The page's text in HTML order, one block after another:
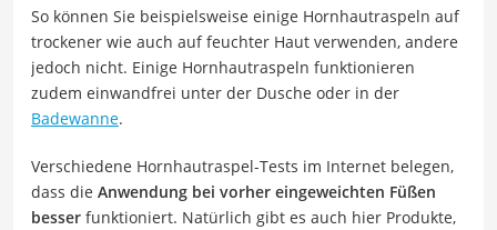
So können Sie beispielsweise einige Hornhautraspeln auf
trockener wie auch auf feuchter Haut verwenden, andere
jedoch nicht. Einige Hornhautraspeln funktionieren
zudem einwandfrei unter der Dusche oder in der
Badewanne.
Verschiedene Hornhautraspel-Tests im Internet belegen,
dass die Anwendung bei vorher eingeweichten Füßen
besser funktioniert. Natürlich gibt es auch hier Produkte,